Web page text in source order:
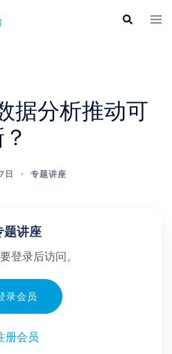
Search
据分析推动可
日 专题讲座
题讲座
登录后访问。
录会员
册会员